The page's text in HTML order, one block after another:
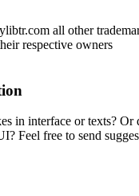
all other
respective owners
in interface or texts?
Feel free to send